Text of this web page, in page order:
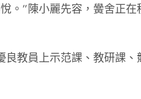
。”陳小麗先容，黌舍正
教員上示范課、教研課